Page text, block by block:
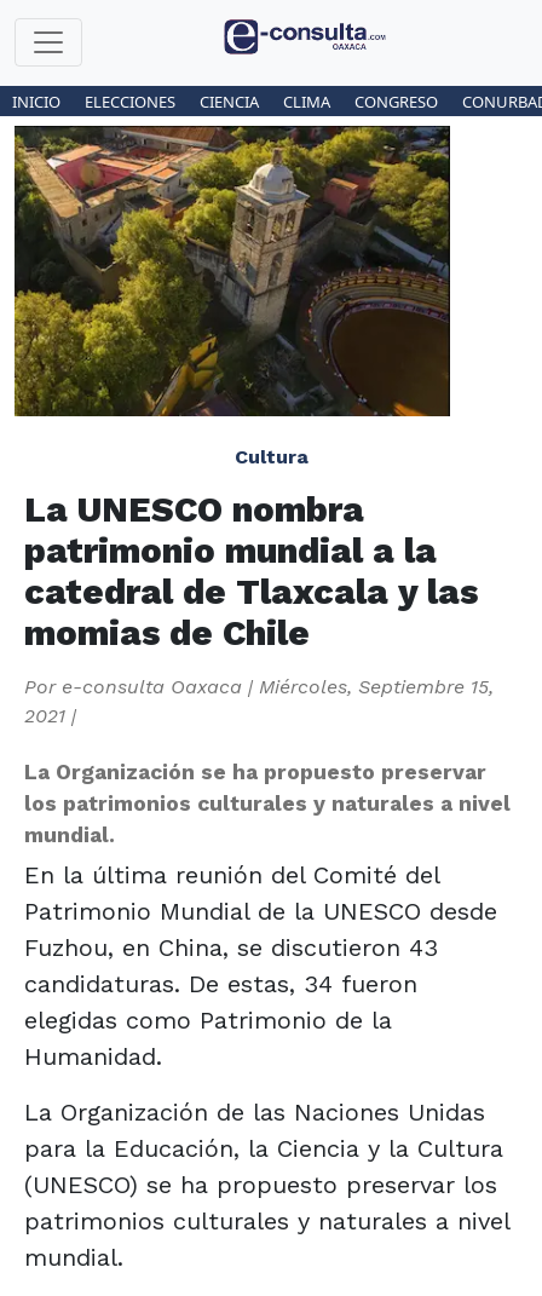
INICIO ELECCIONES CIENCIA CLIMA CONGRESO
Cultura
La UNESCO nombra
patrimonio mundial a la
catedral de Tlaxcala y las
momias de Chile
Por e-consulta Oaxaca | Miércoles, Septiembre 15,
2021 |
La Organización se ha propuesto preservar
los patrimonios culturales y naturales a nivel
mundial.
En la última reunión del Comité del
Patrimonio Mundial de la UNESCO desde
Fuzhou, en China, se discutieron 43
candidaturas. De estas, 34 fueron
elegidas como Patrimonio de la
Humanidad.
La Organización de las Naciones Unidas
para la Educación, la Ciencia y la Cultura
(UNESCO) se ha propuesto preservar los
patrimonios culturales y naturales a nivel
mundial.